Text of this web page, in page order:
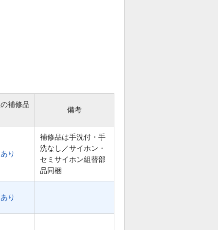
補修品
備考
あり
補修品は手洗付・手
洗なし／サイホン・
セミサイホン組替部
品同梱
あり